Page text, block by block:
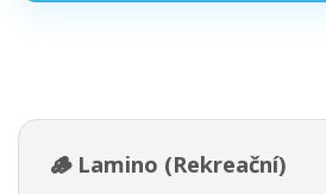
🪵 Lamino (Rekreační)